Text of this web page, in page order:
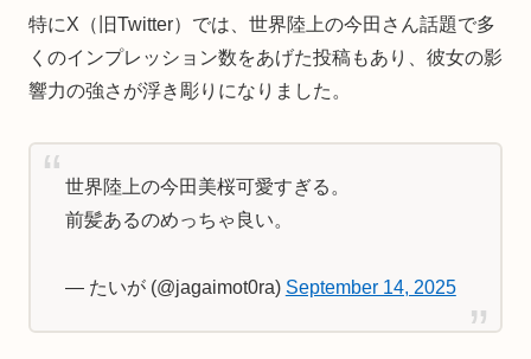
特にX（旧Twitter）では、世界陸上の今田さん話題で多
くのインプレッション数をあげた投稿もあり、彼女の影
響力の強さが浮き彫りになりました。
世界陸上の今田美桜可愛すぎる。
前髪あるのめっちゃ良い。
— たいが (@jagaimot0ra) September 14, 2025